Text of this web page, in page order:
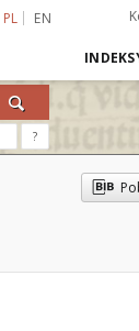
PL EN
?